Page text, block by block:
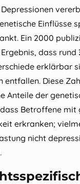
Depressionen
Einflüsse
Ein 2000
dass rund
erklärbar
entfallen. Diese
Anteile der
Betroffene
erkranken;
nicht